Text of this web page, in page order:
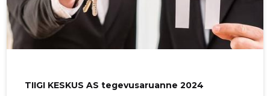
väljapoole Eestit, mis on samas suurusjärgus nagu
eelmisel aastal. Tartu Mill AS puhaskasumiks kujunes 8
185
TIIGI KESKUS AS tegevusaruanne 2024